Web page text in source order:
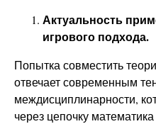
Актуальность
игрового подхода.
Попытка совместить
отвечает современным
междисциплинарности,
через цепочку